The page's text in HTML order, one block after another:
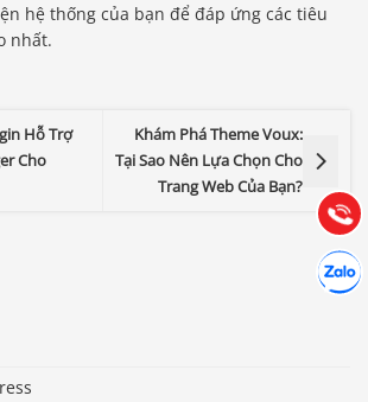
hệ thống của bạn để đáp ứng các tiêu
nhất.
Hỗ Trợ
Cho
Khám Phá Theme Voux:
Tại Sao Nên Lựa Chọn Cho
Trang Web Của Bạn?
Gọi
Hướng dẫn & Hỗ trợ:
(028) 22.166.144
Chát
Tư vấn